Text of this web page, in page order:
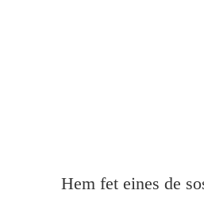
Hem fet eines de